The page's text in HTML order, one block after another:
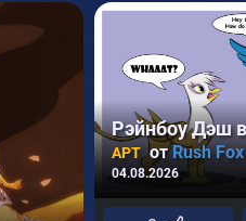
АРТ отRush Fox
04.08.2026